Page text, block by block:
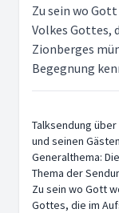
Zu sein wo
Volkes Gottes,
Zionberges
Begegnung
Talksendung
und seinen
Generalthema:
Thema der
Zu sein wo Gott
Gottes, die im